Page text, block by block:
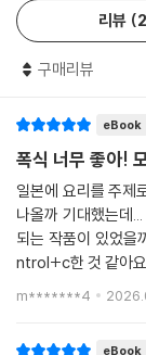
리뷰
eBook
폭식 너무 좋아!
일본에 요리를 주제
나올까 기대했는데
되는 작품이 있었을